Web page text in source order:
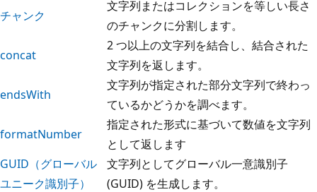
チャンク
文字列またはコレクションを等しい長さ
のチャンクに分割します。
concat
2 つ以上の文字列を結合し、結合された
文字列を返します。
endsWith
文字列が指定された部分文字列で終わっ
ているかどうかを調べます。
formatNumber
指定された形式に基づいて数値を文字列
として返します
GUID（グローバル
ユニーク識別子）
文字列としてグローバル一意識別子
(GUID) を生成します。